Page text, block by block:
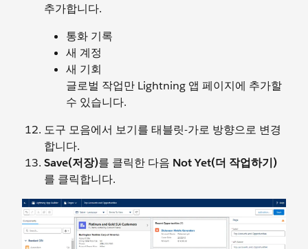
추가합니다.
통화 기록
새 계정
새 기회
글로벌 작업만 Lightning 앱 페이지에 추가할
수 있습니다.
도구 모음에서 보기를 태블릿-가로 방향으로 변경
합니다.
Save(저장)를 클릭한 다음 Not Yet(더 작업하기)
를 클릭합니다.